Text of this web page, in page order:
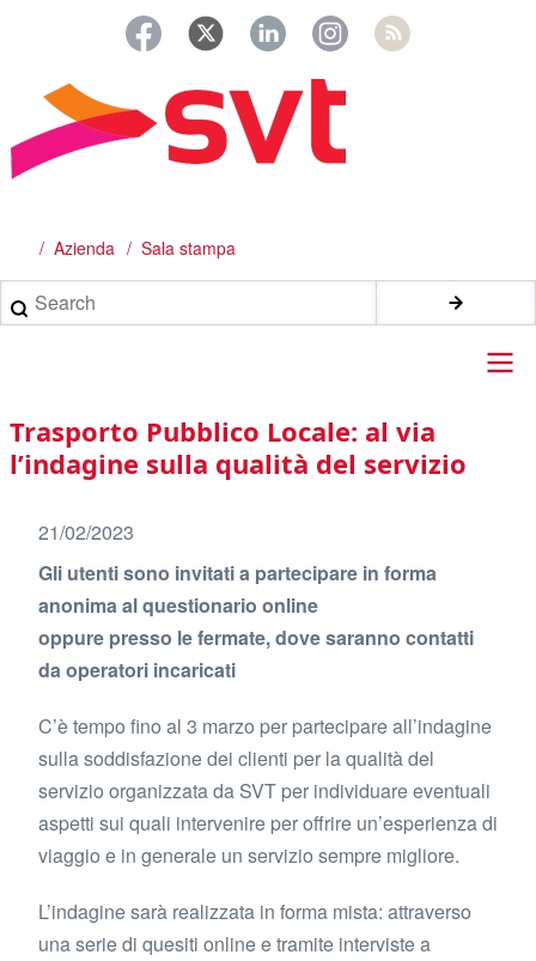
principale
Briciole
di
pane
Azienda Sala stampa
Search
Main
navigation
Trasporto Pubblico Locale: al via
l’indagine sulla qualità del servizio
21/02/2023
Gli utenti sono invitati a partecipare in forma
anonima al questionario online
oppure presso le fermate, dove saranno contatti
da operatori incaricati
C’è tempo fino al 3 marzo per partecipare all’indagine
sulla soddisfazione dei clienti per la qualità del
servizio organizzata da SVT per individuare eventuali
aspetti sui quali intervenire per offrire un’esperienza di
viaggio e in generale un servizio sempre migliore.
L’indagine sarà realizzata in forma mista: attraverso
una serie di quesiti online e tramite interviste a